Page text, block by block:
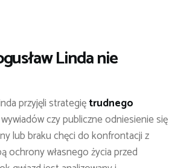
Linda nie
przyjęli strategiętrudnego
czy publiczne odniesienie się
lub braku chęci do konfrontacji z
ochrony własnego życia przed